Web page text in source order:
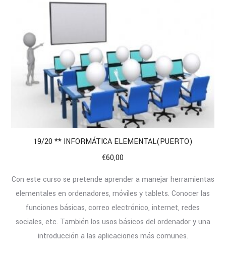
19/20 ** INFORMÁTICA ELEMENTAL(PUERTO)
€60,00
Con este curso se pretende aprender a manejar herramientas
elementales en ordenadores, móviles y tablets. Conocer las
funciones básicas, correo electrónico, internet, redes
sociales, etc. También los usos básicos del ordenador y una
introducción a las aplicaciones más comunes.